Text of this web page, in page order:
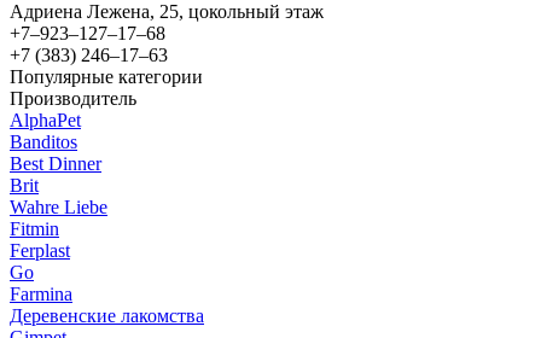
Адриена Лежена, 25​, цокольный этаж
+7‒923‒127‒17‒68
+7 (383) 246‒17‒63
Популярные категории
Производитель
AlphaPet
Banditos
Best Dinner
Brit
Wahre Liebe
Fitmin
Ferplast
Go
Farmina
Деревенские лакомства